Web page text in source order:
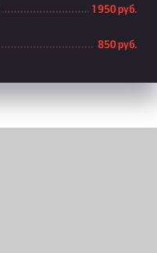
1 950 руб.
850 руб.